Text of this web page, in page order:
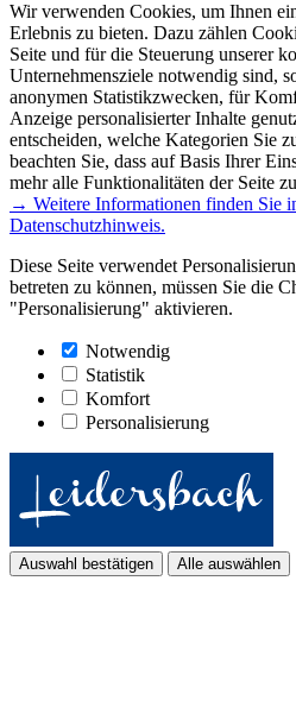
Wir verwenden Cookies, um Ihnen
Erlebnis zu bieten. Dazu zählen
Seite und für die Steuerung unserer
Unternehmensziele notwendig sind,
anonymen Statistikzwecken, für
Anzeige personalisierter Inhalte
entscheiden, welche Kategorien Sie
beachten Sie, dass auf Basis Ihrer
mehr alle Funktionalitäten der Seite
→ Weitere Informationen finden Sie
Datenschutzhinweis.
Diese Seite verwendet
betreten zu können, müssen Sie die
"Personalisierung" aktivieren.
Notwendig
Statistik
Komfort
Personalisierung
Auswahl bestätigen Alle auswählen